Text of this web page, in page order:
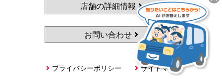
店舗の詳細情報
お問い合わせ
プライバシーポリシー サイトマップ